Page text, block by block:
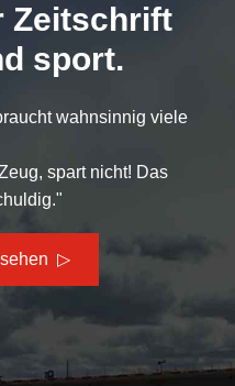
Zeitschrift
sport.
wahnsinnig viele
spart nicht! Das
▷